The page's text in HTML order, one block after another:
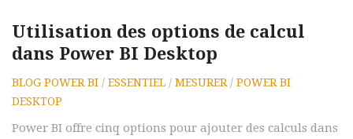
Utilisation des options de calcul
dans Power BI Desktop
BLOG POWER BI / ESSENTIEL / MESURER / POWER BI
DESKTOP
Power BI offre cinq options pour ajouter des calculs dans